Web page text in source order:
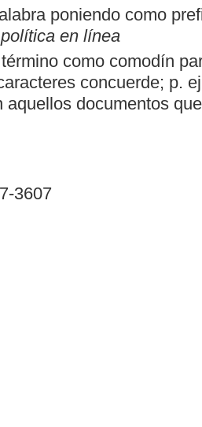
poniendo como
en línea
como comodín
concuerde; p.
aquellos documentos
3607